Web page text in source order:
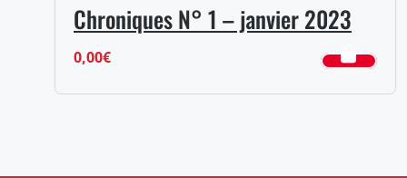
Chroniques N° 1 – janvier 2023
0,00€